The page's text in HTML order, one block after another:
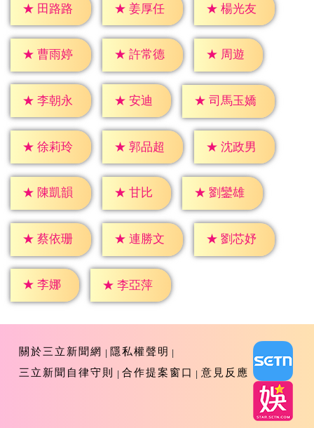
★ 田路路 ★ 姜厚任 ★ 楊光友
★ 曹雨婷 ★ 許常德 ★ 周遊
★ 李朝永 ★ 安迪 ★ 司馬玉嬌
★ 徐莉玲 ★ 郭品超 ★ 沈政男
★ 陳凱韻 ★ 甘比 ★ 劉鑾雄
★ 蔡依珊 ★ 連勝文 ★ 劉芯妤
★ 李娜 ★ 李亞萍
關於三立新聞網
隱私權聲明
三立新聞自律守則
合作提案窗口 意見反應